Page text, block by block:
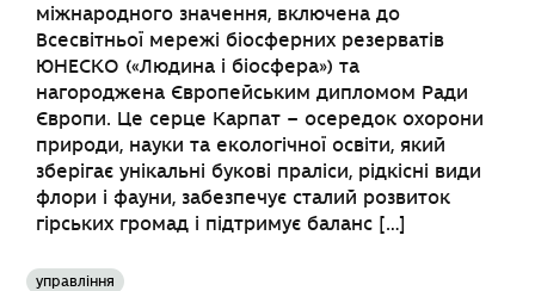
міжнародного значення, включена до
Всесвітньої мережі біосферних резерватів
ЮНЕСКО («Людина і біосфера») та
нагороджена Європейським дипломом Ради
Європи. Це серце Карпат – осередок охорони
природи, науки та екологічної освіти, який
зберігає унікальні букові праліси, рідкісні види
флори і фауни, забезпечує сталий розвиток
гірських громад і підтримує баланс […]
управління